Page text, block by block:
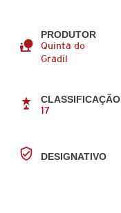
PRODUTOR
Quinta do
Gradil
CLASSIFICAÇÃO
17
DESIGNATIVO